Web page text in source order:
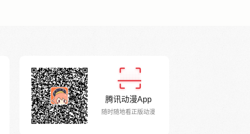
腾讯动漫App
随时随地看正版动漫